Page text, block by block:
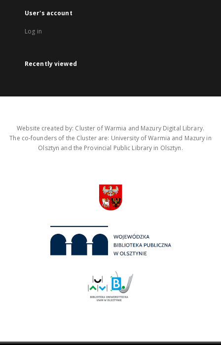
User's account
Log in
Recently viewed
Website created by: Cluster of Warmia and Mazury Digital Library.
The co-founders of the Cluster are: University of Warmia and Mazury in
Olsztyn and the Provincial Public Library in Olsztyn.